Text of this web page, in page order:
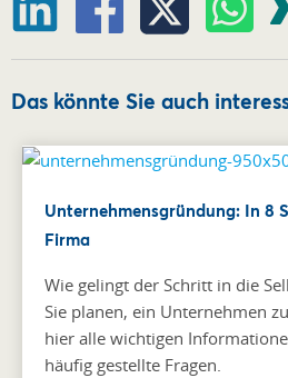
Das könnte Sie auch
Unternehmensgründung: In 8
Firma
Wie gelingt der Schritt in die
Sie planen, ein Unternehmen
hier alle wichtigen
häufig gestellte Fragen.